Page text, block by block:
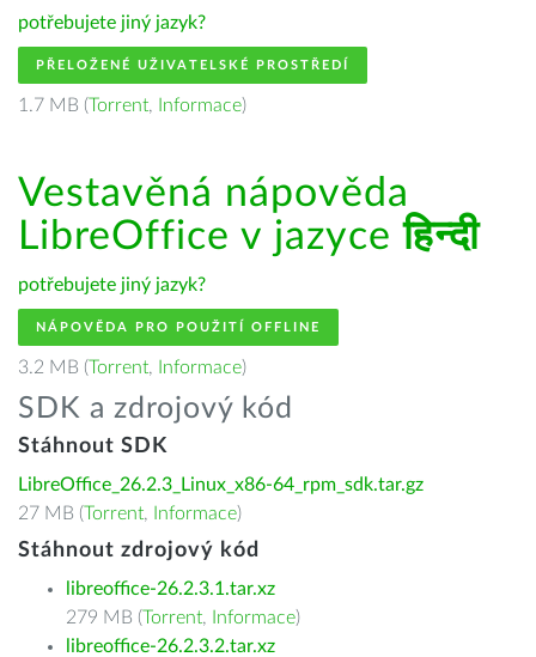
potřebujete jiný jazyk?
PŘELOŽENÉ UŽIVATELSKÉ PROSTŘEDÍ
1.7 MB (Torrent, Informace)
Vestavěná nápověda
LibreOffice v jazyceहिन्दी
potřebujete jiný jazyk?
NÁPOVĚDA PRO POUŽITÍ OFFLINE
3.2 MB (Torrent, Informace)
SDK a zdrojový kód
Stáhnout SDK
LibreOffice_26.2.3_Linux_x86-64_rpm_sdk.tar.gz
27 MB (Torrent, Informace)
Stáhnout zdrojový kód
libreoffice-26.2.3.1.tar.xz
279 MB (Torrent, Informace)
libreoffice-26.2.3.2.tar.xz